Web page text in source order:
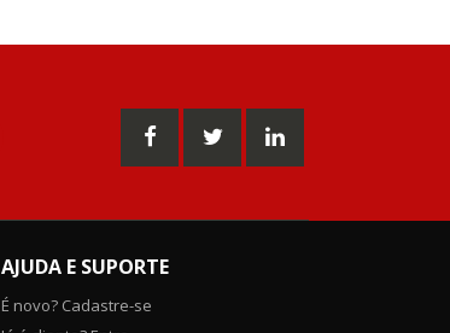
AJUDA E SUPORTE
É novo? Cadastre-se